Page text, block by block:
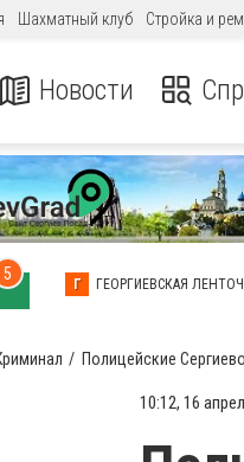
Шахматный клуб Стройка и
Новости
5
Г ГЕОРГИЕВСКАЯ
Полицейские
10:12, 16